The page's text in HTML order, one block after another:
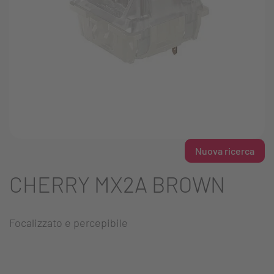
Nuova ricerca
CHERRY MX2A BROWN
Focalizzato e percepibile